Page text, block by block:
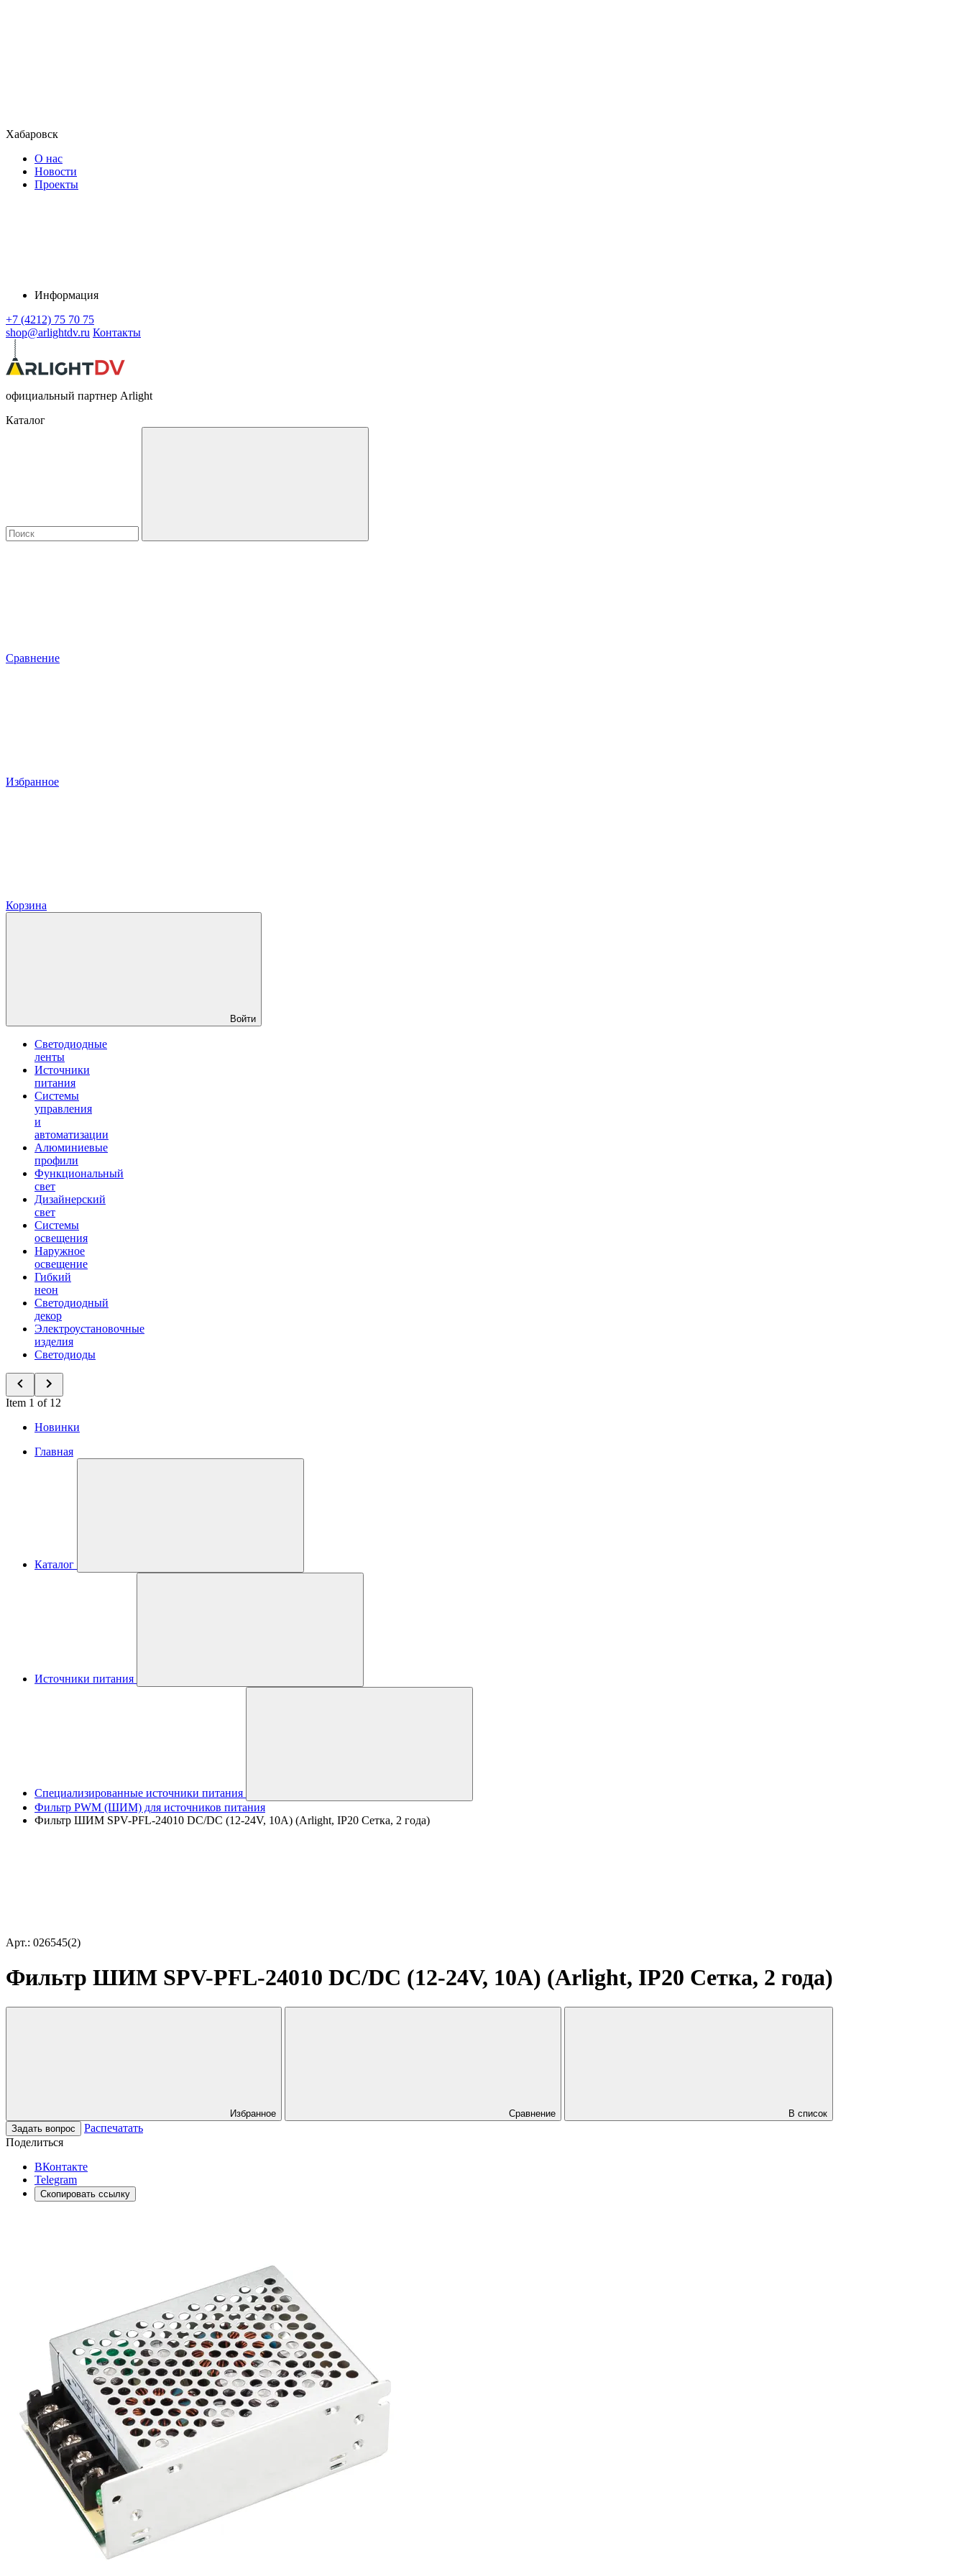
Хабаровск
О нас
Новости
Проекты
Информация
+7 (4212) 75 70 75
shop@arlightdv.ru Контакты
официальный партнер Arlight
Каталог
Сравнение
Избранное
Корзина
Войти
Светодиодные
ленты
Источники
питания
Системы
управления
и
автоматизации
Алюминиевые
профили
Функциональный
свет
Дизайнерский
свет
Системы
освещения
Наружное
освещение
Гибкий
неон
Светодиодный
декор
Электроустановочные
изделия
Светодиоды
Item 1 of 12
Новинки
Главная
Каталог
Источники питания
Специализированные источники питания
Фильтр PWM (ШИМ) для источников питания
Фильтр ШИМ SPV-PFL-24010 DC/DC (12-24V, 10A) (Arlight, IP20 Сетка, 2 года)
Арт.: 026545(2)
Фильтр ШИМ SPV-PFL-24010 DC/DC (12-24V, 10A) (Arlight, IP20 Сетка, 2 года)
Избранное Сравнение
В список
Задать вопрос
Распечатать
Поделиться
ВКонтакте
Telegram
Скопировать ссылку